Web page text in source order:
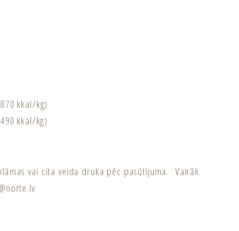
kkal/kg)
kkal/kg)
vai cita veida druka pēc pasūtījuma. Vairāk